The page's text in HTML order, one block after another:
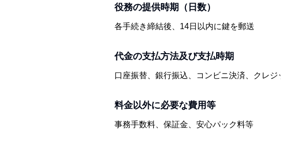
役務の提供時期（日数）
各手続き締結後、14日以内に鍵を郵送
代金の支払方法及び支払時期
口座振替、銀行振込、コンビニ決済、クレ
料金以外に必要な費用等
事務手数料、保証金、安心パック料等